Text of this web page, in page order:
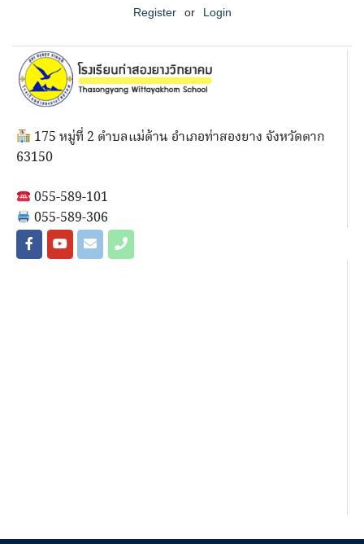
Register or Login
175 หมู่ที่ 2 ตำบลแม่ต้าน อำเภอท่าสองยาง จังหวัดตาก
63150
055-589-101
055-589-306